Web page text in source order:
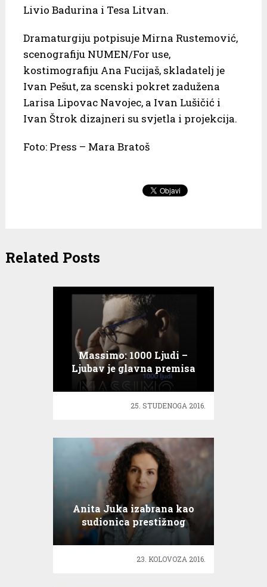
Livio Badurina i Tesa Litvan.
Dramaturgiju potpisuje Mirna Rustemović,
scenografiju NUMEN/For use,
kostimografiju Ana Fucijaš, skladatelj je
Ivan Pešut, za scenski pokret zadužena
Larisa Lipovac Navojec, a Ivan Lušičić i
Ivan Štrok dizajneri su svjetla i projekcija.
Foto: Press – Mara Bratoš
Related Posts
Massimo: 1000 Ljudi –
Ljubav je glavna premisa
25. STUDENOGA 2016.
Anita Juka izabrana kao
sudionica prestižnog
programa u Torontu
23. KOLOVOZA 2016.